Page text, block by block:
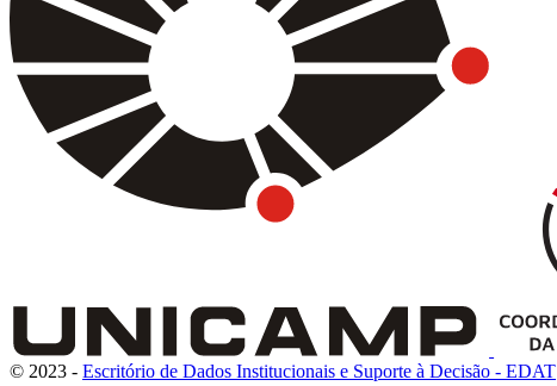
© 2023 - Escritório de Dados Institucionais e Suporte à Decisão - EDAT